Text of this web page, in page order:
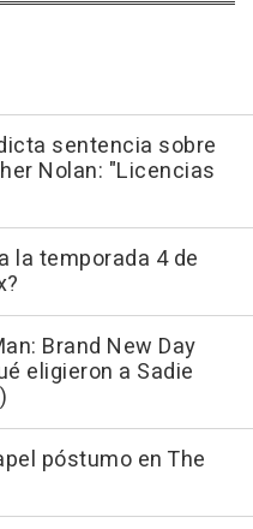
sentencia sobre
Nolan: "Licencias
la temporada 4 de
Brand New Day
eligieron a Sadie
póstumo en The